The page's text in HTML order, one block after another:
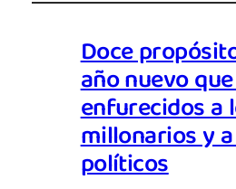
Doce
año nuevo
enfurecidos a
millonarios y
políticos